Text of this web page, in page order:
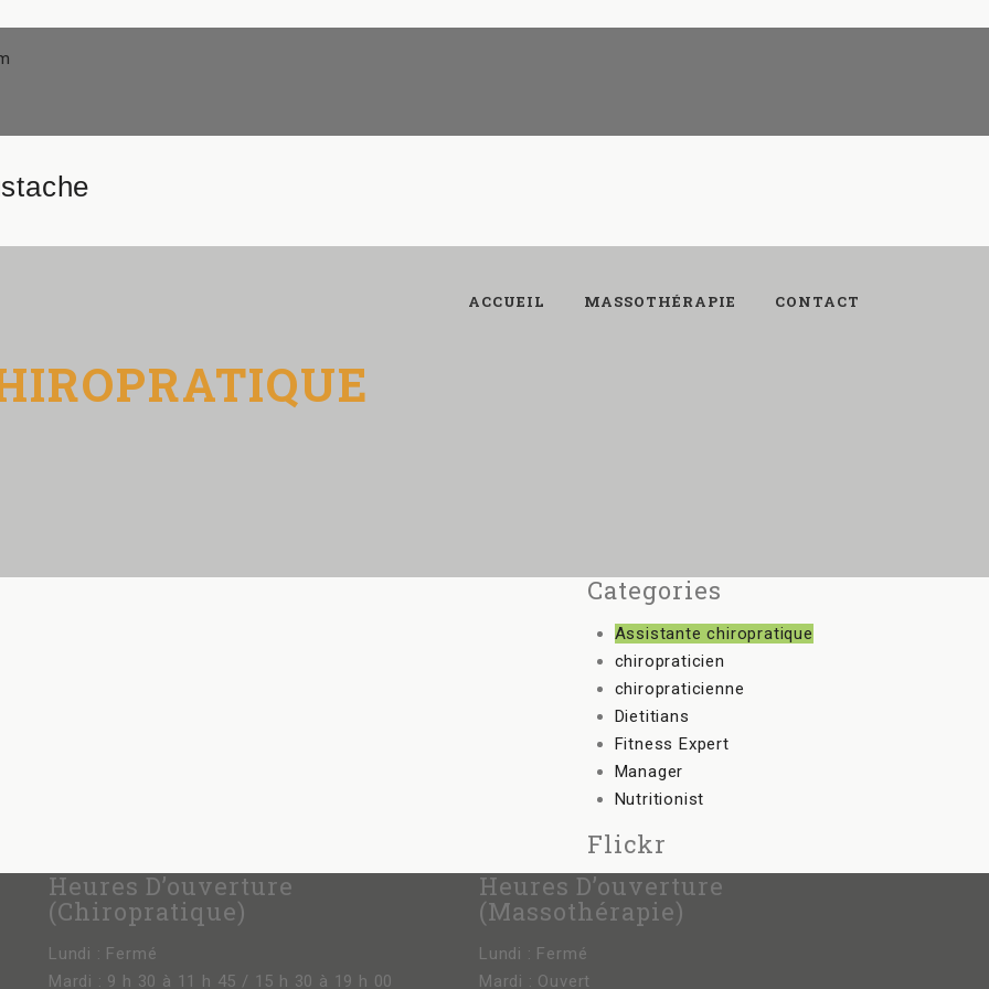
ACCUEIL MASSOTHÉRAPIE CONTACT
Categories
Assistante chiropratique
chiropraticien
chiropraticienne
Dietitians
Fitness Expert
Manager
Nutritionist
Flickr
Heures D’ouverture
(chiropratique)
Lundi : Fermé
Mardi : 9 h 30 à 11 h 45 / 15 h 30 à 19 h 00
Heures D’ouverture
(massothérapie)
Lundi : Fermé
Mardi : Ouvert